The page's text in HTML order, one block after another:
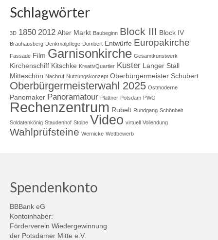
Schlagwörter
3D 1850 2012 Alter Markt Baubeginn Block III Block IV
Brauhausberg Denkmalpflege Dombert Entwürfe Europakirche
Fassade Film Garnisonkirche Gesamtkunstwerk
Kirchenschiff Kitschke KreativQuartier Kuster Langer Stall
Mitteschön Nachruf Nutzungskonzept Oberbürgermeister Schubert
Oberbürgermeisterwahl 2025 Ostmoderne
Panomaker Panoramatour Plattner Potsdam PWG
Rechenzentrum Rubelt Rundgang Schönheit
Soldatenkönig Staudenhof Stolpe Video virtuell Vollendung
Wahlprüfsteine Wernicke Wettbewerb
Spendenkonto
BBBank eG
Kontoinhaber:
Förderverein Wiedergewinnung
der Potsdamer Mitte e.V.